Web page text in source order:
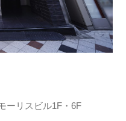
ーリスビル1F・6F